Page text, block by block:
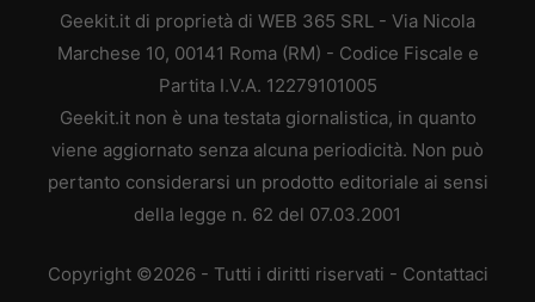
Geekit.it di proprietà di WEB 365 SRL - Via Nicola
Marchese 10, 00141 Roma (RM) - Codice Fiscale e
Partita I.V.A. 12279101005
Geekit.it non è una testata giornalistica, in quanto
viene aggiornato senza alcuna periodicità. Non può
pertanto considerarsi un prodotto editoriale ai sensi
della legge n. 62 del 07.03.2001
Copyright ©2026 - Tutti i diritti riservati - Contattaci